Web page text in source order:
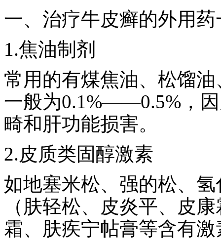
一、治疗牛皮癣的外用
1.焦油制剂
常用的有煤焦油、松馏
一般为0.1%——0.5%，
畸和肝功能损害。
2.皮质类固醇激素
如地塞米松、强的松、
（肤轻松、皮炎平、皮
霜、肤疾宁帖膏等含有